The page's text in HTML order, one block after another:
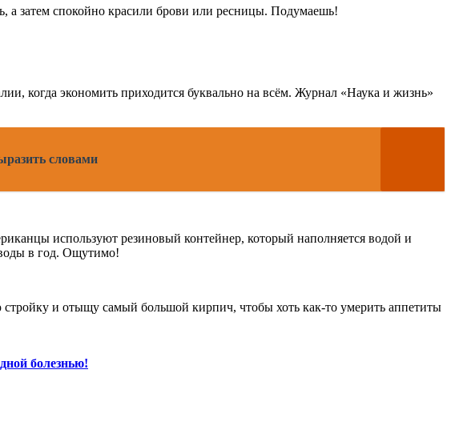
затем спокойно красили брови или ресницы. Подумаешь!
когда экономить приходится буквально на всём. Журнал «Наука и жизнь»
словами
используют резиновый контейнер, который наполняется водой и
в год. Ощутимо!
и отыщу самый большой кирпич, чтобы хоть как-то умерить аппетиты
болезнью!